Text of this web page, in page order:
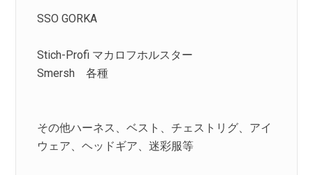
SSO GORKA
Stich-Profi マカロフホルスター
Smersh 各種
その他ハーネス、ベスト、チェストリグ、アイ
ウェア、ヘッドギア、迷彩服等